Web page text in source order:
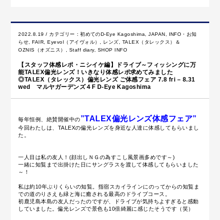
2022.8.19 / カテゴリー：初めてのD-Eye Kagoshima,JAPAN, INFO・お知
らせ,FAIR,Eyevol（アイヴォル） , レンズ, TALEX（タレックス）＆
OZNIS（オズニス）
, Staff diary, SHOP INFO
【スタッフ体感レポ・ニシイケ編】ドライブ～フィッシングに万
能TALEX偏光レンズ！いきなり体感レポ求めてみました
◎TALEX（タレックス）偏光レンズ ご体感フェア 7.8 fri – 8.31
wed マルヤガーデンズ４F D-Eye Kagoshima
毎年恒例、絶賛開催中の”TALEX偏光レンズ体感フェア”
今回わたしは、TALEXの偏光レンズを身近な人達に体感してもらいまし
た。
一人目は私の友人！(顔出しＮＧの為すこし風景画多めです～)
一緒に知覧まで出掛けた日にサングラスを渡して体感してもらいました
～！
私は約10年ぶりくらいの知覧。指宿スカイラインにのってからの知覧ま
での道のりさえも緑と海に癒される最高のドライブコース。
初鹿児島本島の友人だったのですが、ドライブが気持ちよすぎると感動
していました。偏光レンズで景色も10倍綺麗に感じたそうです（笑）